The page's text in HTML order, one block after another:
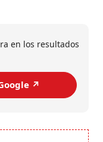
en los resultados
↗️